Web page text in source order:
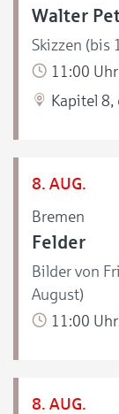
Walter
Skizzen (bis
11:00 Uhr
Kapitel
8. AUG.
Bremen
Felder
Bilder von
August)
11:00 Uhr
8. AUG.